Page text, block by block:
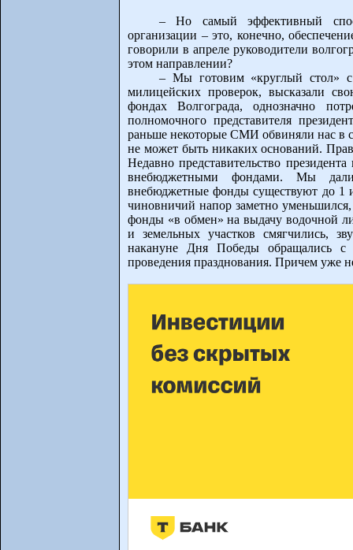
– Но самый эффективный
организации – это, конечно,
говорили в апреле руководители
этом направлении?
– Мы готовим «круглый стол» с
милицейских проверок, высказали
фондах Волгограда, однозначно
полномочного представителя
раньше некоторые СМИ обвиняли нас в
не может быть никаких оснований.
Недавно представительство
внебюджетными фондами. Мы дали
внебюджетные фонды существуют до 1
чиновничий напор заметно
фонды «в обмен» на выдачу водочной
и земельных участков смягчились,
накануне Дня Победы обращались с
проведения празднования. Причем уже